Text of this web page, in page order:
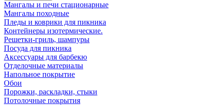
Мангалы и печи стационарные
Мангалы походные
Пледы и коврики для пикника
Контейнеры изотермические.
Решетки-гриль, шампуры
Посуда для пикника
Аксессуары для барбекю
Отделочные материалы
Напольное покрытие
Обои
Порожки, раскладки, стыки
Потолочные покрытия